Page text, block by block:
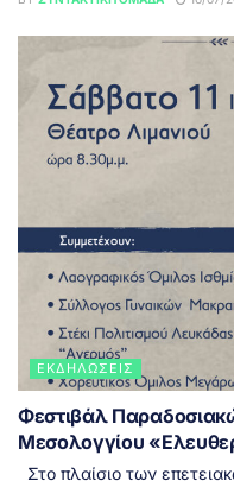
ΕΚΔΗΛΏΣΕΙΣ
Φεστιβάλ
Μεσολογγίου
Στο πλαίσιο των